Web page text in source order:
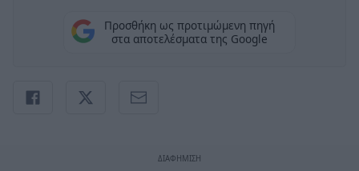
Προσθήκη ως προτιμώμενη πηγή
στα αποτελέσματα της Google